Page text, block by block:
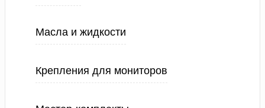
Масла и жидкости
Крепления для мониторов